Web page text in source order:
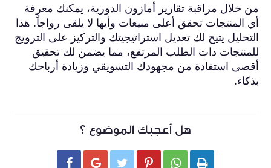
من خلال مراقبة تقارير أمازون الدورية، يمكنك معرفة
أي المنتجات تحقق أعلى مبيعات وأيها لا يلقى رواجاً. هذا
التحليل يتيح لك تعديل استراتيجيتك والتركيز على الترويج
للمنتجات ذات الطلب المرتفع، مما يضمن لك تحقيق
أقصى استفادة من مجهودك التسويقي وزيادة أرباحك
بذكاء.
هل أعجبك الموضوع ؟
     